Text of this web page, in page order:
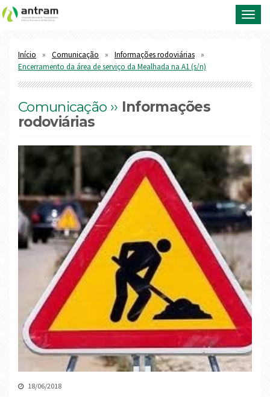
Início Comunicação
Informações rodoviárias
Encerramento da área de serviço da Mealhada na A1 (s/n)
Comunicação ›› Informações
rodoviárias
18/06/2018